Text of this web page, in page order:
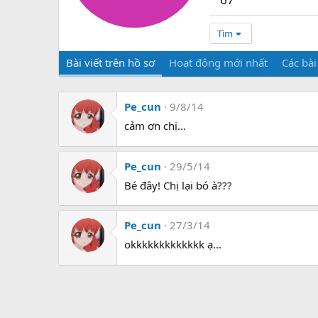
Tìm
Bài viết trên hồ sơ Hoạt động mới nhất Các
Pe_cun
9/8/14
cảm ơn chị...
Pe_cun
29/5/14
Bé đây! Chị lại bó à???
Pe_cun
27/3/14
okkkkkkkkkkkkk ạ...